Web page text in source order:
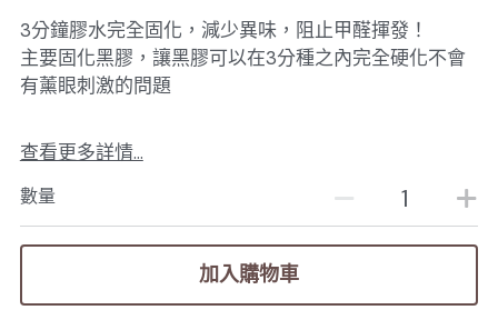
3分鐘膠水完全固化，減少異味，阻止甲醛揮發！
主要固化黑膠，讓黑膠可以在3分種之內完全硬化不會
有薰眼刺激的問題
查看更多詳情...
數量
加入購物車